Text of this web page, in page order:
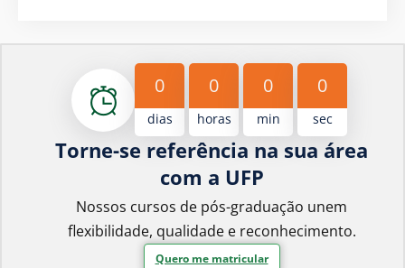
0
dias
0
horas
0
min
0
sec
Torne-se referência na sua área
com a UFP
Nossos cursos de pós-graduação unem
flexibilidade, qualidade e reconhecimento.
Quero me matricular